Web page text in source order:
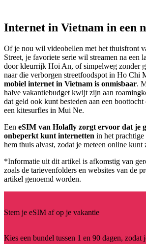
Internet in Vietnam in een
Of je nou wil videobellen met het thuisfront
Street, je favoriete serie wil streamen na een
door kleurrijk Hoi An, of simpelweg zonder
naar die verborgen streetfoodspot in Ho Chi
mobiel internet in Vietnam is onmisbaar.
halve vakantiebudget kwijt zijn aan
dat geld ook kunt besteden aan een
een kitesurfles in Mui Ne.
Een eSIM van Holafly zorgt ervoor dat je
onbeperkt kunt internetten in het
hem thuis alvast, zodat je meteen online kunt
*Informatie uit dit artikel is afkomstig van
zoals de tarievenfolders en websites van de
artikel genoemd worden.
Stem je eSIM af op je vakantie
Kies een bundel tussen 1 en 90 dagen, zodat